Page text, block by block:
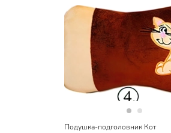
Подушка-подголовник Кот